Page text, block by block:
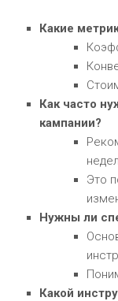
Какие
Как часто
кампании?
Это
Нужны ли
Какой